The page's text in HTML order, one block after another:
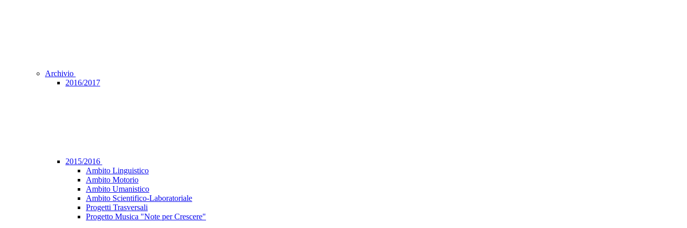
Archivio
2016/2017
2015/2016
Ambito Linguistico
Ambito Motorio
Ambito Umanistico
Ambito Scientifico-Laboratoriale
Progetti Trasversali
Progetto Musica "Note per Crescere"